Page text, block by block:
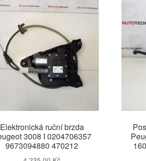
Elektronická ruční brzda
3008 I 0204706357
9673094880 470212